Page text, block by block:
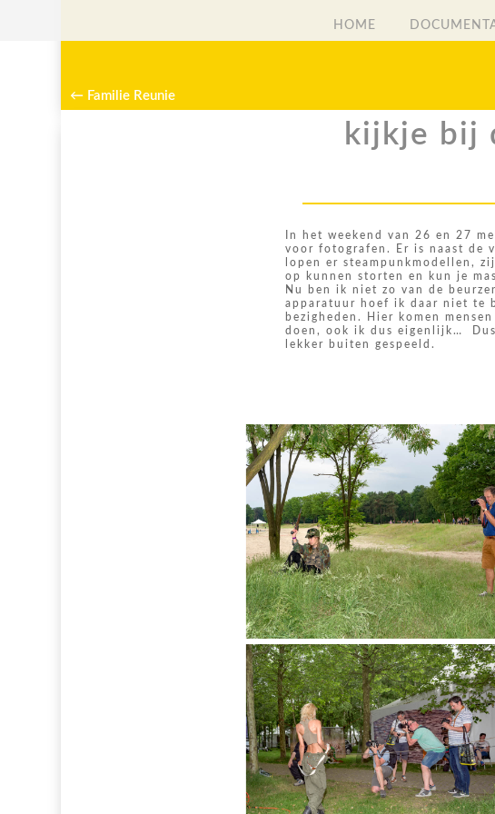
HOME
← Familie Reunie
kijkje bij
In het weekend van 26 en 27
voor fotografen. Er is naast de
lopen er steampunkmodellen,
op kunnen storten en kun je
Nu ben ik niet zo van de
apparatuur hoef ik daar niet te
bezigheden. Hier komen
doen, ook ik dus eigenlijk…
lekker buiten gespeeld.